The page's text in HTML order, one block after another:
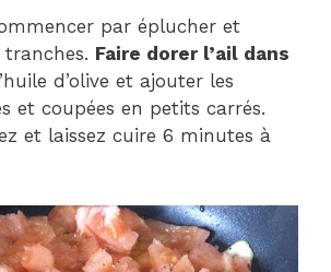
par éplucher et
tranches. Faire dorer l’ail dans
d’olive et ajouter les
et coupées en petits carrés.
et laissez cuire 6 minutes à